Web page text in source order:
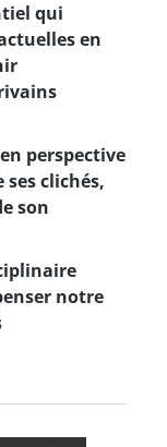
qui
en
perspective
clichés,
son
notre